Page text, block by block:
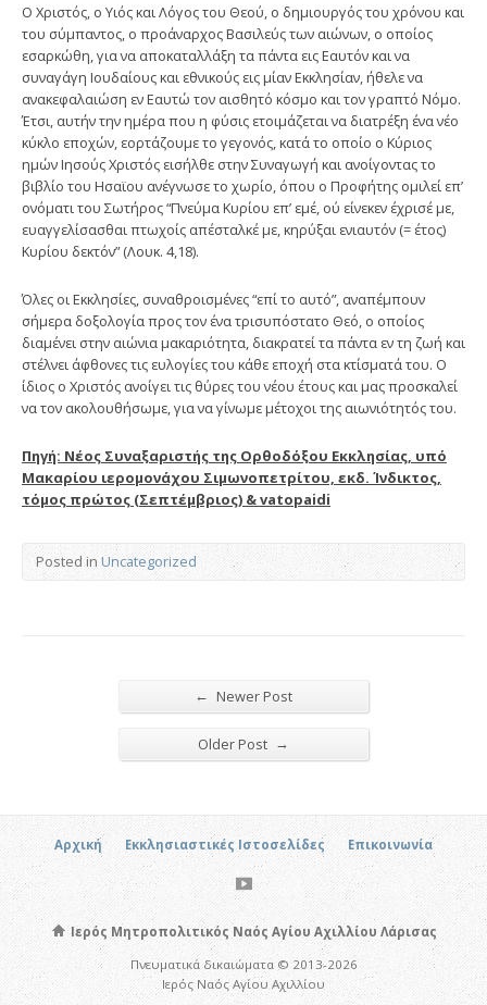
Ο Χριστός, ο Υιός και Λόγος του Θεού, ο δημιουργός του χρόνου και
του σύμπαντος, ο προάναρχος Βασιλεύς των αιώνων, ο οποίος
εσαρκώθη, για να αποκαταλλάξη τα πάντα εις Εαυτόν και να
συναγάγη Ιουδαίους και εθνικούς εις μίαν Εκκλησίαν, ήθελε να
ανακεφαλαιώση εν Εαυτώ τον αισθητό κόσμο και τον γραπτό Νόμο.
Έτσι, αυτήν την ημέρα που η φύσις ετοιμάζεται να διατρέξη ένα νέο
κύκλο εποχών, εορτάζουμε το γεγονός, κατά το οποίο ο Κύριος
ημών Ιησούς Χριστός εισήλθε στην Συναγωγή και ανοίγοντας το
βιβλίο του Ησαϊου ανέγνωσε το χωρίο, όπου ο Προφήτης ομιλεί επ’
ονόματι του Σωτήρος “Πνεύμα Κυρίου επ’ εμέ, ού είνεκεν έχρισέ με,
ευαγγελίσασθαι πτωχοίς απέσταλκέ με, κηρύξαι ενιαυτόν (= έτος)
Κυρίου δεκτόν” (Λουκ. 4,18).
Όλες οι Εκκλησίες, συναθροισμένες “επί το αυτό”, αναπέμπουν
σήμερα δοξολογία προς τον ένα τρισυπόστατο Θεό, ο οποίος
διαμένει στην αιώνια μακαριότητα, διακρατεί τα πάντα εν τη ζωή και
στέλνει άφθονες τις ευλογίες του κάθε εποχή στα κτίσματά του. Ο
ίδιος ο Χριστός ανοίγει τις θύρες του νέου έτους και μας προσκαλεί
να τον ακολουθήσωμε, για να γίνωμε μέτοχοι της αιωνιότητός του.
Πηγή: Νέος Συναξαριστής της Ορθοδόξου Εκκλησίας, υπό
Μακαρίου ιερομονάχου Σιμωνοπετρίτου, εκδ. Ίνδικτος,
τόμος πρώτος (Σεπτέμβριος) & vatopaidi
Posted in Uncategorized
← Newer Post
Older Post →
Αρχική Εκκλησιαστικές Ιστοσελίδες Επικοινωνία
Ιερός Μητροπολιτικός Ναός Αγίου Αχιλλίου Λάρισας
Πνευματικά δικαιώματα © 2013-2026
Ιερός Ναός Αγίου Αχιλλίου